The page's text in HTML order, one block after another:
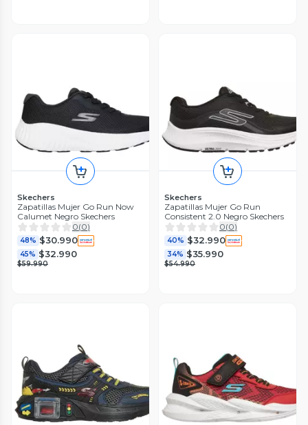
Skechers
Zapatillas Mujer Go Run Now
Calumet Negro Skechers
0(0)
48% $30.990
45% $32.990
$59.990
Skechers
Zapatillas Mujer Go Run
Consistent 2.0 Negro Skechers
0(0)
40% $32.990
34% $35.990
$54.990